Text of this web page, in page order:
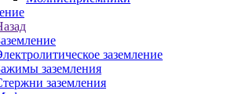
заземление
заземления
заземления